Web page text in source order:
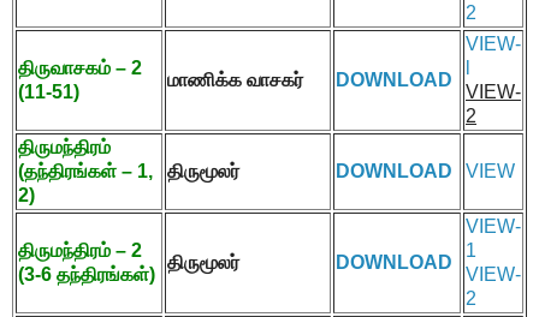
2
திருவாசகம் – 2
(11-51)
மாணிக்க வாசகர் DOWNLOAD
VIEW-
VIEW-
2
திருமந்திரம்
(தந்திரங்கள் – 1,
2)
திருமூலர் DOWNLOAD VIEW
திருமந்திரம் – 2
(3-6 தந்திரங்கள்)
திருமூலர் DOWNLOAD
VIEW-
1
VIEW-
2